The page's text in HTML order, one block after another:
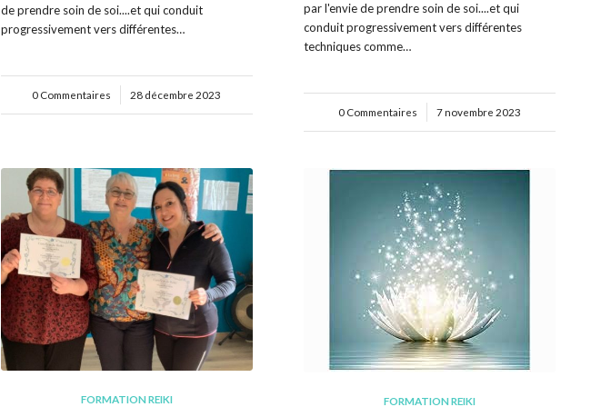
de prendre soin de soi....et qui conduit
progressivement vers différentes…
0 Commentaires
/ 28 décembre 2023
par l'envie de prendre soin de soi....et qui
conduit progressivement vers différentes
techniques comme…
0 Commentaires
/ 7 novembre 2023
FORMATION REIKI FORMATION REIKI